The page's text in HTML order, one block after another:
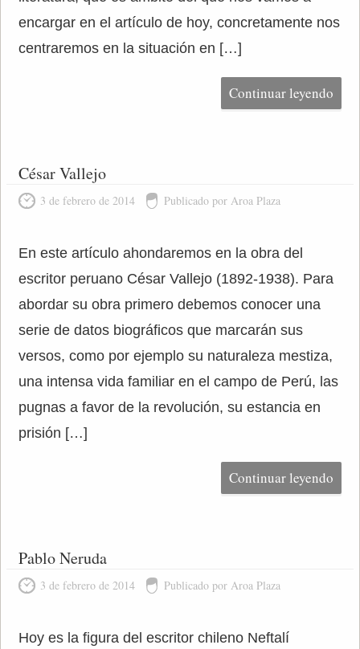
encargar en el artículo de hoy, concretamente nos
centraremos en la situación en […]
Continuar leyendo
César Vallejo
3 de febrero de 2014 Publicado por Aroa Plaza
En este artículo ahondaremos en la obra del
escritor peruano César Vallejo (1892-1938). Para
abordar su obra primero debemos conocer una
serie de datos biográficos que marcarán sus
versos, como por ejemplo su naturaleza mestiza,
una intensa vida familiar en el campo de Perú, las
pugnas a favor de la revolución, su estancia en
prisión […]
Continuar leyendo
Pablo Neruda
3 de febrero de 2014 Publicado por Aroa Plaza
Hoy es la figura del escritor chileno Neftalí